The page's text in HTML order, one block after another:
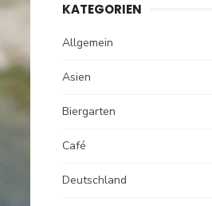
KATEGORIEN
Allgemein
Asien
Biergarten
Café
Deutschland